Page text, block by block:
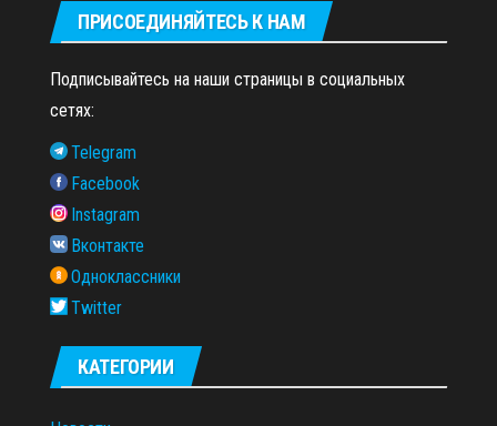
ПРИСОЕДИНЯЙТЕСЬ К НАМ
Подписывайтесь на наши страницы в социальных
сетях:
Telegram
Facebook
Instagram
Вконтакте
Одноклассники
Twitter
КАТЕГОРИИ